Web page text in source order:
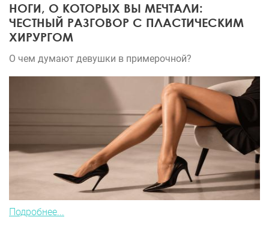
НОГИ, О КОТОРЫХ ВЫ МЕЧТАЛИ:
ЧЕСТНЫЙ РАЗГОВОР С ПЛАСТИЧЕСКИМ
ХИРУРГОМ
О чем думают девушки в примерочной?
Подробнее...